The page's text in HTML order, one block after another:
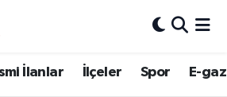
İlanlar İlçeler Spor E-